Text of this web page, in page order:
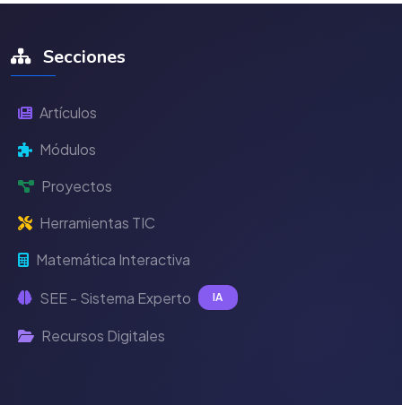
Secciones
Artículos
Módulos
Proyectos
Herramientas TIC
Matemática Interactiva
SEE - Sistema Experto IA
Recursos Digitales